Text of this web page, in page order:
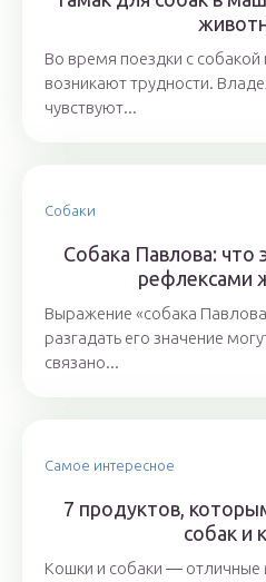
Во время поездки с
возникают трудности.
чувствуют...
Собаки
Собака Павлова: что
рефлексами
Выражение «собака
разгадать его значение
связано...
Самое интересное
7 продуктов,
собак и
Кошки и собаки ―